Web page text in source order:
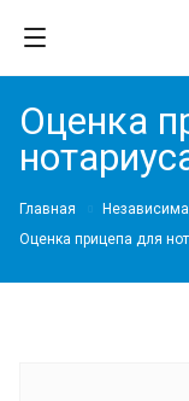
Оценка
Главная
Оценка прицепа для